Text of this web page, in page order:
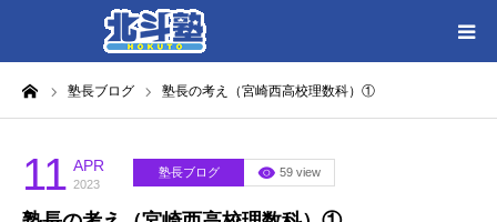
塾長ブログ 塾長の考え（宮崎西高校理数科）①
11 APR
2023
塾長ブログ 59 view
HOME
各教室別に記事を見る